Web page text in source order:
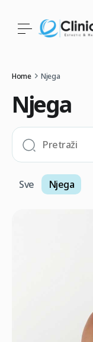
Home Njega
Njega
Sve Njega